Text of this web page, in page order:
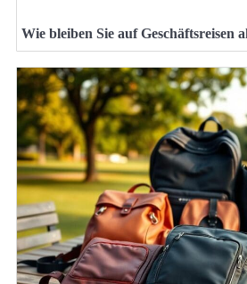
Wie bleiben Sie auf Geschäftsreisen